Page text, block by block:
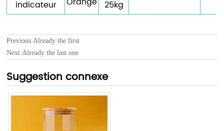
indicateur
25kg
Previous:Already the first
Next:Already the last one
Suggestion connexe